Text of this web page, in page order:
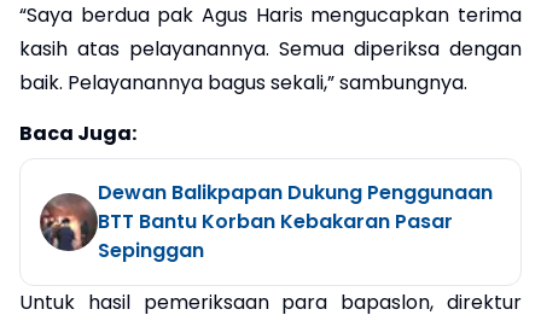
“Saya berdua pak Agus Haris mengucapkan terima
kasih atas pelayanannya. Semua diperiksa dengan
baik. Pelayanannya bagus sekali,” sambungnya.
Baca Juga:
Dewan Balikpapan Dukung Penggunaan
BTT Bantu Korban Kebakaran Pasar
Sepinggan
Untuk hasil pemeriksaan para bapaslon, direktur